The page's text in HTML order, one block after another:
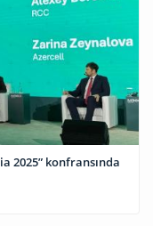
2025” konfransında